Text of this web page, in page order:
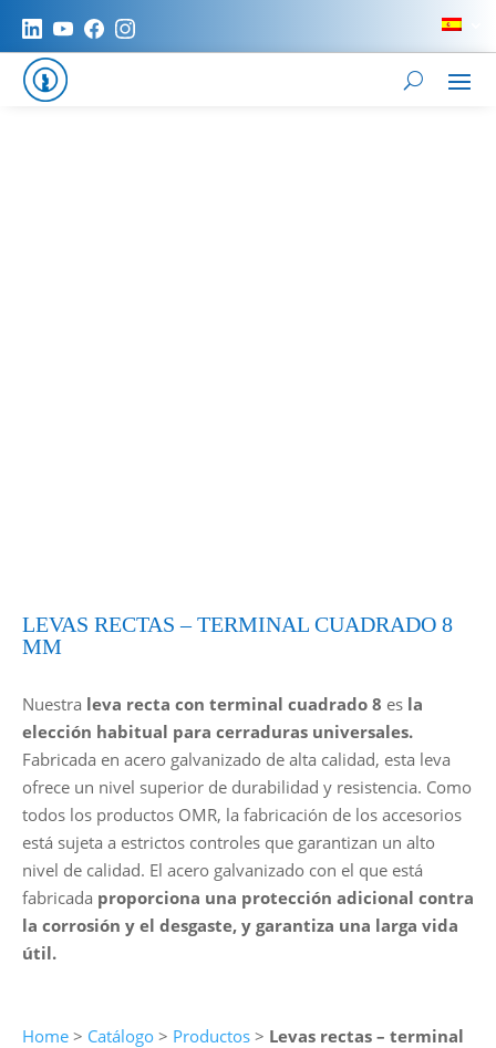
LEVAS RECTAS – TERMINAL CUADRADO 8
MM
Nuestra leva recta con terminal cuadrado 8 esla
elección habitual para cerraduras universales.
Fabricada en acero galvanizado de alta calidad, esta leva
ofrece un nivel superior de durabilidad y resistencia. Como
todos los productos OMR, la fabricación de los accesorios
está sujeta a estrictos controles que garantizan un alto
nivel de calidad. El acero galvanizado con el que está
fabricada proporciona una protección adicional contra
la corrosión y el desgaste, y garantiza una larga vida
útil.
Home> Catálogo> Productos> Levas rectas – terminal